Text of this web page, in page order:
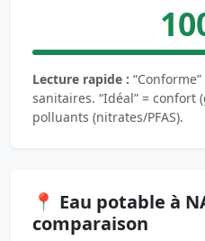
Lecture rapide :
sanitaires. “Idéal” = confort
polluants (nitrates/PFAS).
📍 Eau potable à
comparaison